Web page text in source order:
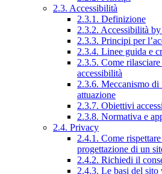
2.3. Accessibilità
2.3.1. Definizione
2.3.2. Accessibilità by
2.3.3. Principi per
2.3.4. Linee guida e
2.3.5. Come
accessibilità
2.3.6. Meccanismo di
attuazione
2.3.7. Obiettivi
2.3.8. Normativa e
2.4. Privacy
2.4.1. Come
progettazione di un
2.4.2. Richiedi il
2.4.3. Le basi del sito